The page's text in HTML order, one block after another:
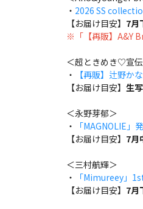
・ 2026 SS
【お届け目安】 7月
※「【再販】A&Y
＜超ときめき♡宣
・
【再販】辻野か
【お届け目安】 生
＜永野芽郁＞
・
「MAGNOLIE」
【お届け目安】 7月
＜三村航輝＞
・
「Mimureey」
【お届け目安】 7月